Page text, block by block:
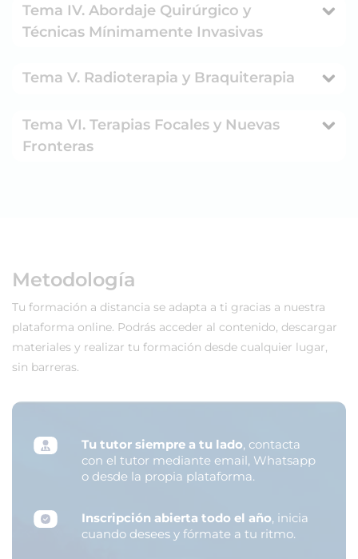
Tema IV. Abordaje Quirúrgico y
Técnicas Mínimamente Invasivas
Tema V. Radioterapia y Braquiterapia
Tema VI. Terapias Focales y Nuevas
Fronteras
Metodología
Tu formación a distancia se adapta a ti gracias a nuestra
plataforma online. Podrás acceder al contenido, descargar
materiales y realizar tu formación desde cualquier lugar,
sin barreras.
Tu tutor siempre a tu lado, contacta
con el tutor mediante email, Whatsapp
o desde la propia plataforma.
Inscripción abierta todo el año, inicia
cuando desees y fórmate a tu ritmo.